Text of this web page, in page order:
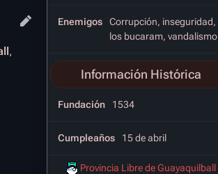
Enemigos
Corrupción, inseguridad,
los bucaram, vandalismo
Información Histórica
Fundación 1534
Cumpleaños 15 de abril
Provincia Libre de Guayaquilball
,